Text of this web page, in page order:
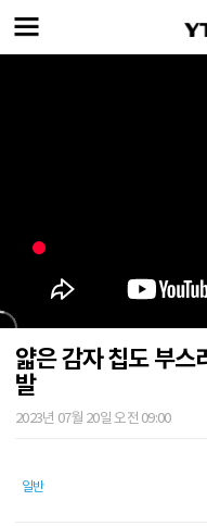
얇은 감자 칩도 부스
발
2023년 07월 20일 오전 09:00
일반